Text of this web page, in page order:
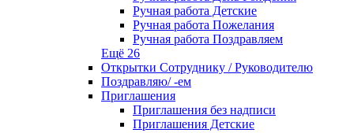
Ручная работа Детские
Ручная работа Пожелания
Ручная работа Поздравляем
Ещё 26
Открытки Сотруднику / Руководителю
Поздравляю/ -ем
Приглашения
Приглашения без надписи
Приглашения Детские